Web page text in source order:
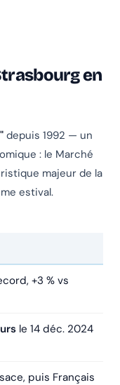
en
depuis 1992 — un
: le Marché
majeur de la
estival.
+3 % vs
le 14 déc. 2024
puis Français